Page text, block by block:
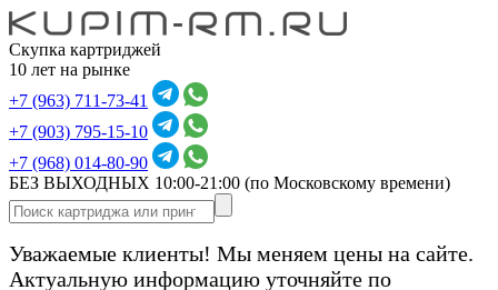
Скупка картриджей
10 лет на рынке
+7 (963) 711-73-41
+7 (903) 795-15-10
+7 (968) 014-80-90
БЕЗ ВЫХОДНЫХ 10:00-21:00 (по Московскому времени)
Уважаемые клиенты! Мы меняем цены на сайте.
Актуальную информацию уточняйте по